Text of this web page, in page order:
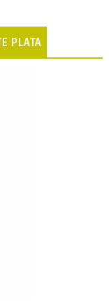
PLATA